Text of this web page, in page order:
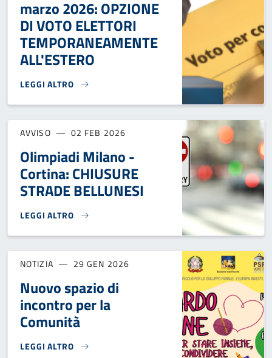
marzo 2026: OPZIONE
DI VOTO ELETTORI
TEMPORANEAMENTE
ALL'ESTERO
LEGGI ALTRO
REFERENDUM 22-23 MARZO 2026: OPZIONE DI VOTO
AVVISO 02 FEB 2026
Olimpiadi Milano -
Cortina: CHIUSURE
STRADE BELLUNESI
LEGGI ALTRO
OLIMPIADI MILANO - CORTINA: CHIUSURE STRADE
NOTIZIA 29 GEN 2026
Nuovo spazio di
incontro per la
Comunità
LEGGI ALTRO
NUOVO SPAZIO DI INCONTRO PER LA COMUNITÀ}